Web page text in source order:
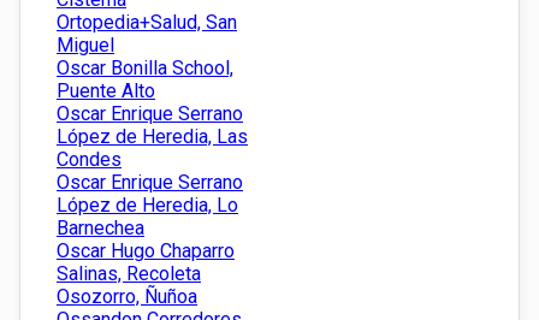
Ortopedia+Salud, San
Miguel
Oscar Bonilla School,
Puente Alto
Oscar Enrique Serrano
López de Heredia, Las
Condes
Oscar Enrique Serrano
López de Heredia, Lo
Barnechea
Oscar Hugo Chaparro
Salinas, Recoleta
Osozorro, Ñuñoa